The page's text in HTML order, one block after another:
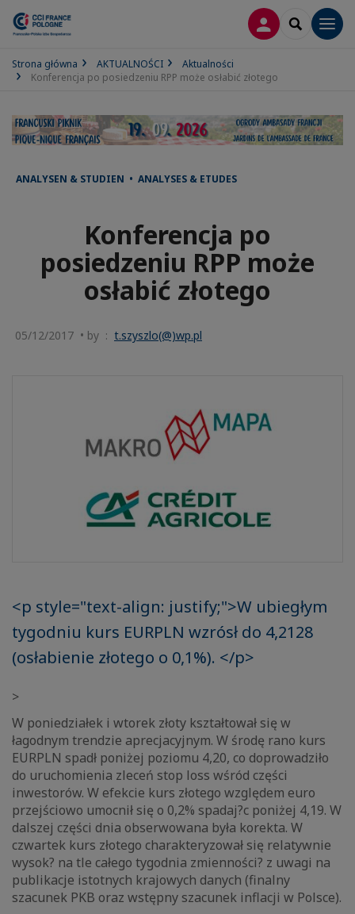
LOGOWANIE
SEARCH
Strona główna AKTUALNOŚCI
Aktualności
Konferencja po posiedzeniu RPP może osłabić złotego
ANALYSEN & STUDIEN • ANALYSES & ETUDES
Konferencja po
posiedzeniu RPP może
osłabić złotego
05/12/2017 • by : t.szyszlo(@)wp.pl
<p style="text-align: justify;">W ubiegłym
tygodniu kurs EURPLN wzrósł do 4,2128
(osłabienie złotego o 0,1%). </p>
>
W poniedziałek i wtorek złoty kształtował się w
łagodnym trendzie aprecjacyjnym. W środę rano kurs
EURPLN spadł poniżej poziomu 4,20, co doprowadziło
do uruchomienia zleceń stop loss wśród części
inwestorów. W efekcie kurs złotego względem euro
przejściowo umocnił się o 0,2% spadaj?c poniżej 4,19. W
dalszej części dnia obserwowana była korekta. W
czwartek kurs złotego charakteryzował się relatywnie
wysok? na tle całego tygodnia zmienności? z uwagi na
publikacje istotnych krajowych danych (finalny
szacunek PKB oraz wstępny szacunek inflacji w Polsce).